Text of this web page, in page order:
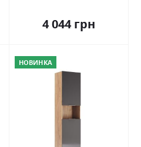
4 044 грн
НОВИНКА